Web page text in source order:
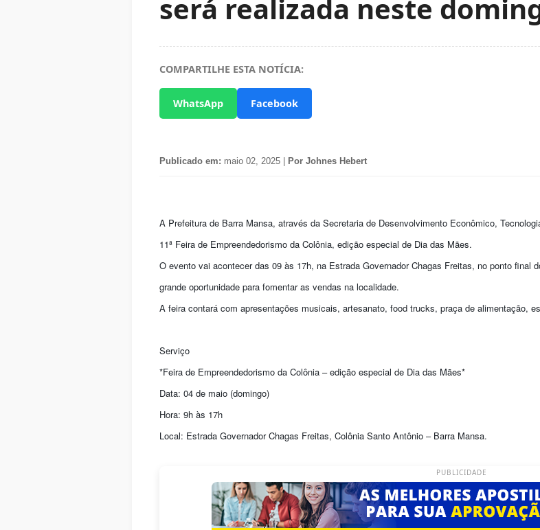
será realizada neste
COMPARTILHE ESTA NOTÍCIA:
WhatsApp Facebook
Publicado em: maio 02, 2025 | Por Johnes Hebert
A Prefeitura de Barra Mansa, através da Secretaria de Desenvolvimento Econômico,
11ª Feira de Empreendedorismo da Colônia, edição especial de Dia das Mães.
O evento vai acontecer das 09 às 17h, na Estrada Governador Chagas Freitas, no ponto final
grande oportunidade para fomentar as vendas na localidade.
A feira contará com apresentações musicais, artesanato, food trucks, praça de alimentação,
Serviço
*Feira de Empreendedorismo da Colônia – edição especial de Dia das Mães*
Data: 04 de maio (domingo)
Hora: 9h às 17h
Local: Estrada Governador Chagas Freitas, Colônia Santo Antônio – Barra Mansa.
PUBLICIDADE